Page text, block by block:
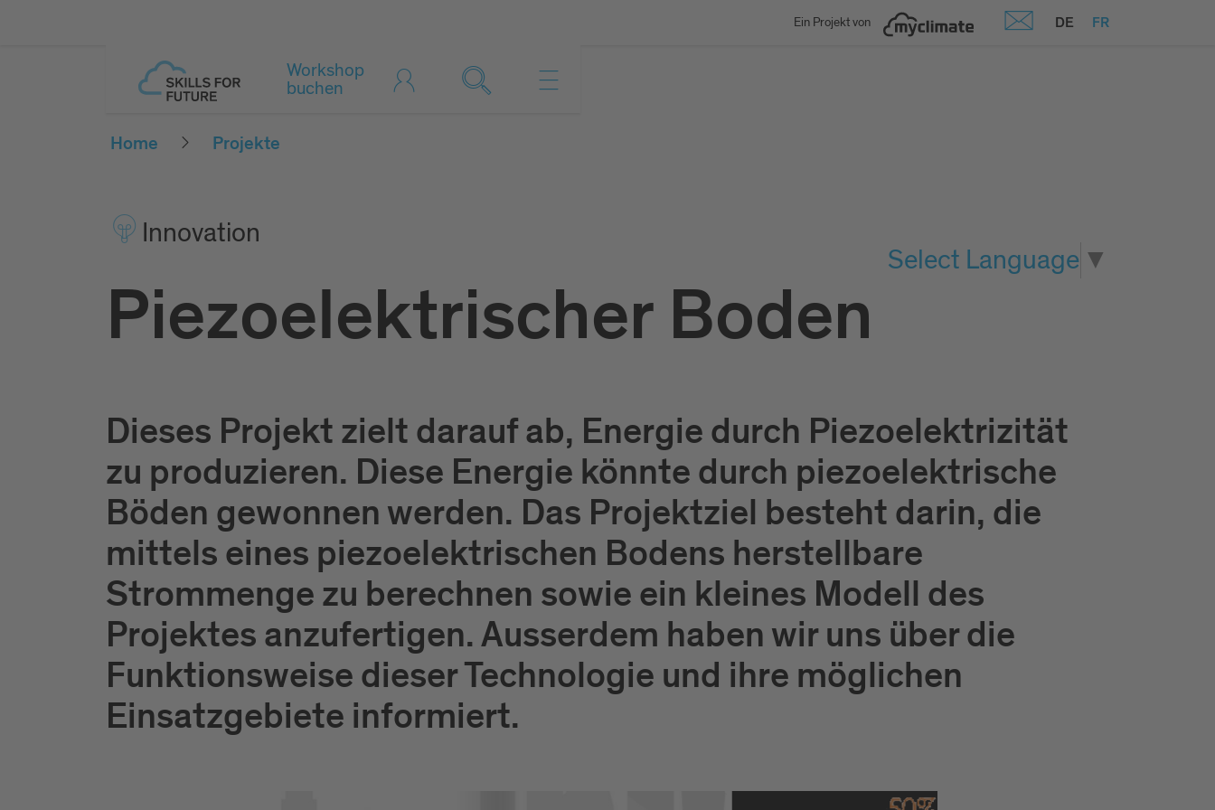
Ein Projekt von DE FR
Workshop
buchen
Home Projekte
Inno­vation
Select Language ▼
Piezoelektrischer Boden
Dieses Projekt zielt darauf ab, Energie durch Piezoelektrizität
zu produzieren. Diese Energie könnte durch piezoelektrische
Böden gewonnen werden. Das Projektziel besteht darin, die
mittels eines piezoelektrischen Bodens herstellbare
Strommenge zu berechnen sowie ein kleines Modell des
Projektes anzufertigen. Ausserdem haben wir uns über die
Funktionsweise dieser Technologie und ihre möglichen
Einsatzgebiete informiert.